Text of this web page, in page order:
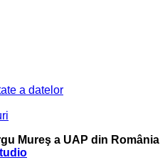
a datelor
Mureş a UAP din România